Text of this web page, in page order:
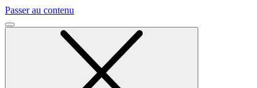
Passer au contenu